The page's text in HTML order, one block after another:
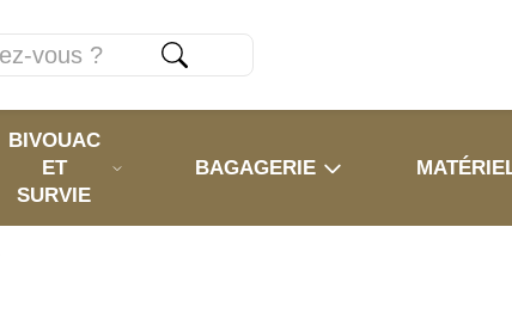
BIVOUAC
ET
SURVIE
BAGAGERIE